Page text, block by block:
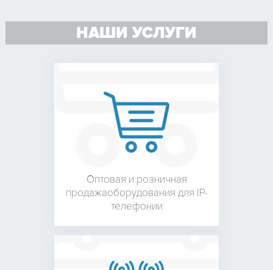
НАШИ УСЛУГИ
Оптовая и розничная
продажаоборудования для IP-
телефонии